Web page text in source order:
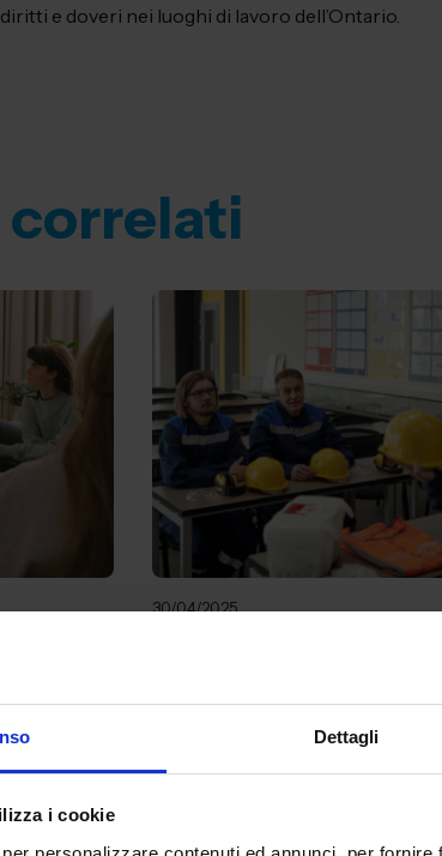
Dettagli
i cookie
e doveri nei luoghi di lavoro dell’Ontario.
30/04/2025